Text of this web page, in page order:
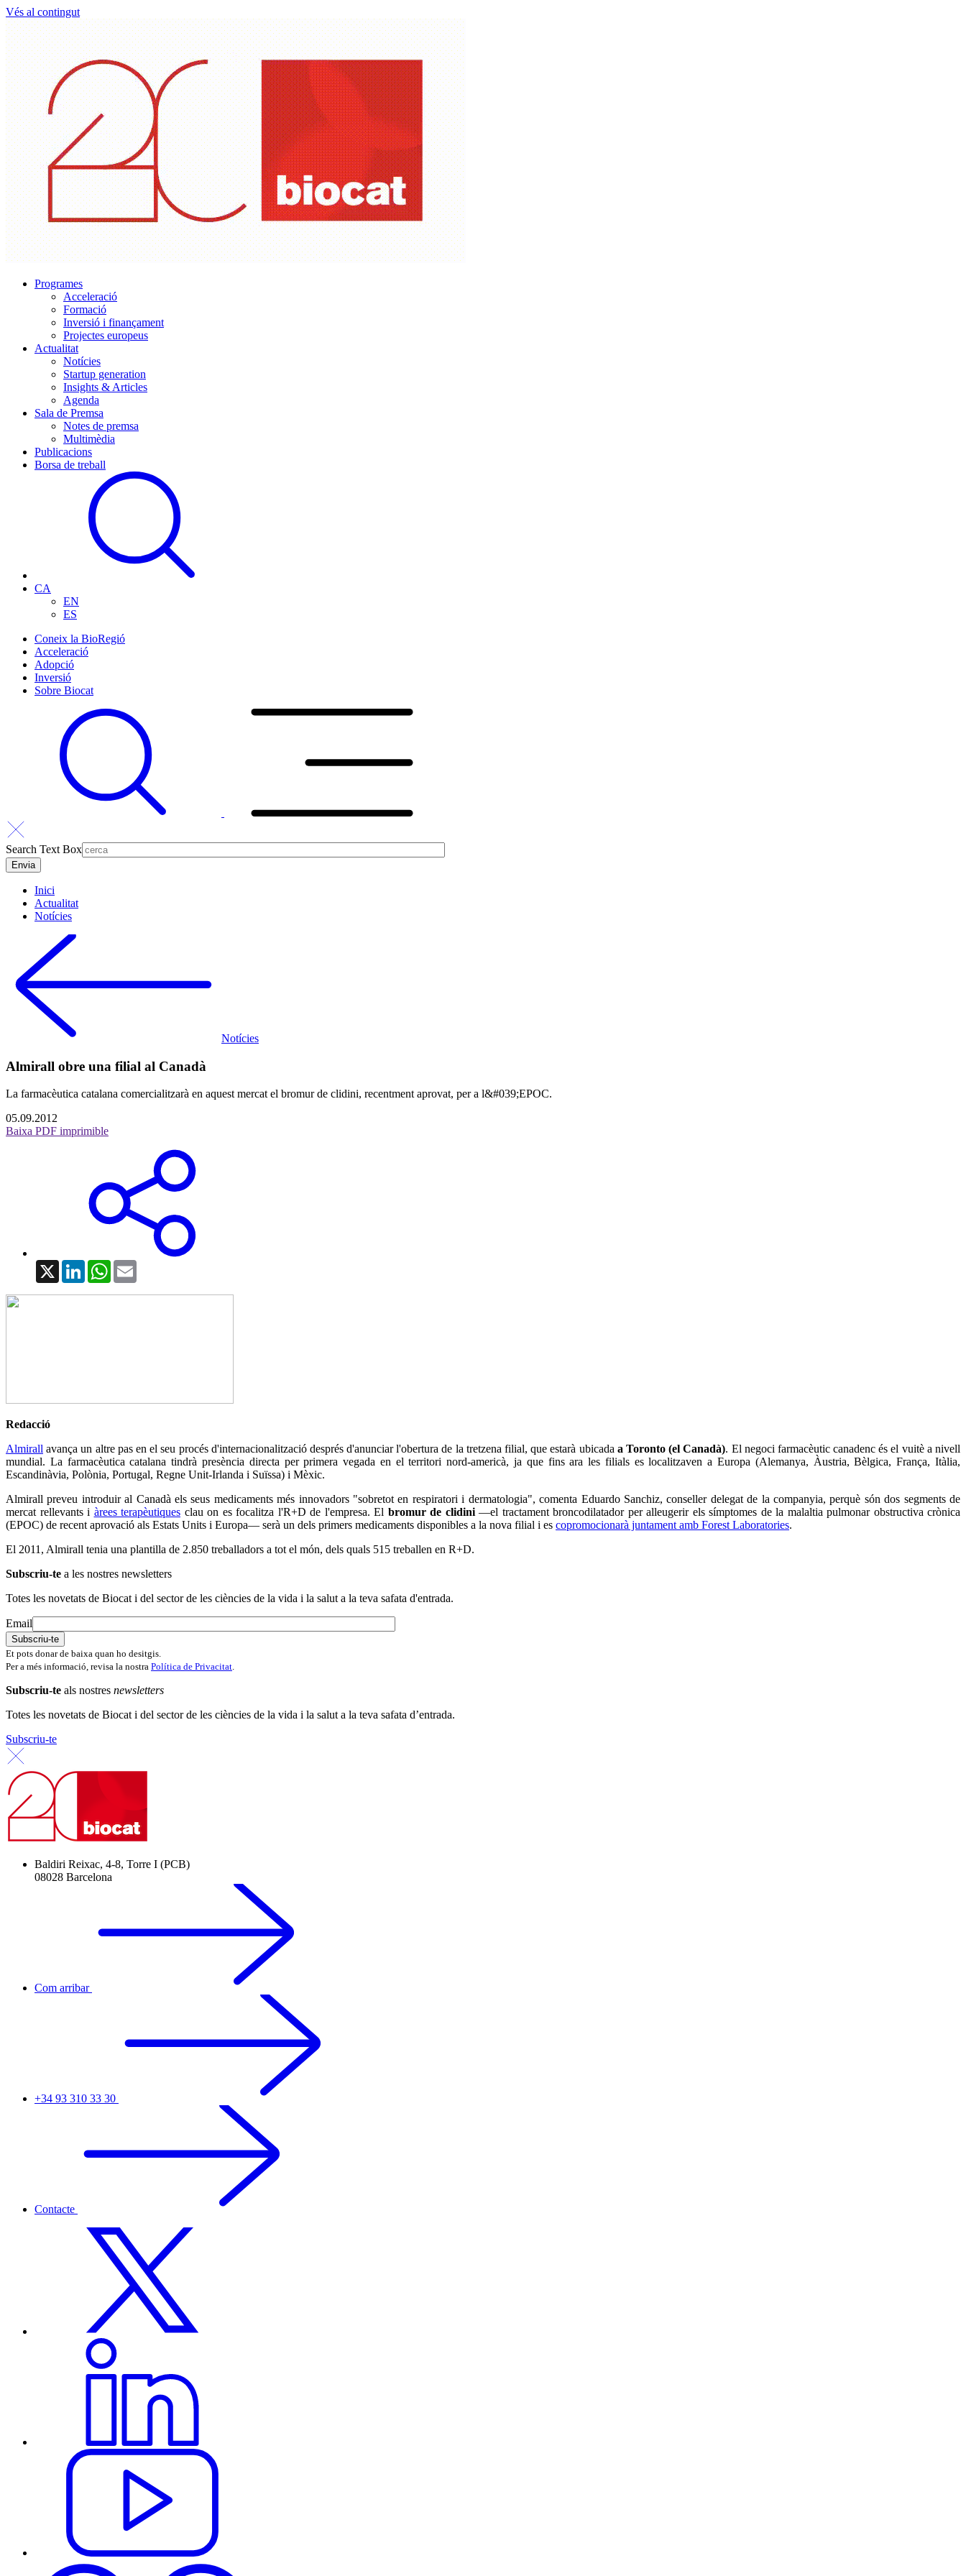
Vés al contingut
Programes
Acceleració
Formació
Inversió i finançament
Projectes europeus
Actualitat
Notícies
Startup generation
Insights & Articles
Agenda
Sala de Premsa
Notes de premsa
Multimèdia
Publicacions
Borsa de treball
CA
EN
ES
Coneix la BioRegió
Acceleració
Adopció
Inversió
Sobre Biocat
Search Text Box
Inici
Actualitat
Notícies
Notícies
Almirall obre una filial al Canadà
La farmacèutica catalana comercialitzarà en aquest mercat el bromur de clidini, recentment aprovat, per a l&#039;EPOC.
05.09.2012
Baixa PDF imprimible
X LinkedInWhatsApp
Redacció
Almirall avança un altre pas en el seu procés d'internacionalització després d'anunciar l'obertura de la tretzena filial, que estarà ubicada a Toronto (el Canadà). El negoci farmacèutic canadenc és el vuitè a nivell
mundial. La farmacèutica catalana tindrà presència directa per primera vegada en el territori nord-americà, ja que fins ara les filials es localitzaven a Europa (Alemanya, Àustria, Bèlgica, França, Itàlia,
Escandinàvia, Polònia, Portugal, Regne Unit-Irlanda i Suïssa) i Mèxic.
Almirall preveu introduir al Canadà els seus medicaments més innovadors "sobretot en respiratori i dermatologia", comenta Eduardo Sanchiz, conseller delegat de la companyia, perquè són dos segments de
mercat rellevants i àrees terapèutiques clau on es focalitza l'R+D de l'empresa. El bromur de clidini—el tractament broncodilatador per alleugerir els símptomes de la malaltia pulmonar obstructiva crònica
(EPOC) de recent aprovació als Estats Units i Europa— serà un dels primers medicaments disponibles a la nova filial i es copromocionarà juntament amb Forest Laboratories.
El 2011, Almirall tenia una plantilla de 2.850 treballadors a tot el món, dels quals 515 treballen en R+D.
Subscriu-te a les nostres newsletters
Totes les novetats de Biocat i del sector de les ciències de la vida i la salut a la teva safata d'entrada.
Email
Et pots donar de baixa quan ho desitgis.
Per a més informació, revisa la nostra Política de Privacitat.
Subscriu-te als nostres newsletters
Totes les novetats de Biocat i del sector de les ciències de la vida i la salut a la teva safata d’entrada.
Subscriu-te
Baldiri Reixac, 4-8, Torre I (PCB)
08028 Barcelona
Com arribar
+34 93 310 33 30
Contacte